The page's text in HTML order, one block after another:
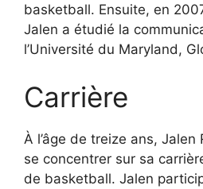
basketball. Ensuite, en
Jalen a étudié la
l’Université du Maryland,
Carrière
À l’âge de treize ans, Jalen
se concentrer sur sa
de basketball. Jalen